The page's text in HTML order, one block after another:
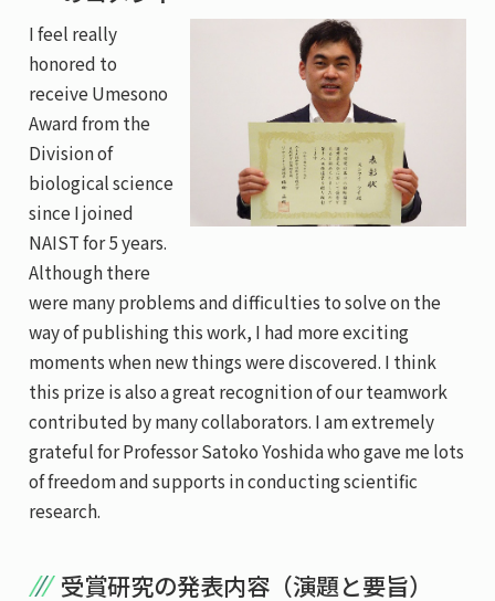
I feel really
honored to
receive Umesono
Award from the
Division of
biological science
since I joined
NAIST for 5 years.
Although there
were many problems and difficulties to solve on the
way of publishing this work, I had more exciting
moments when new things were discovered. I think
this prize is also a great recognition of our teamwork
contributed by many collaborators. I am extremely
grateful for Professor Satoko Yoshida who gave me lots
of freedom and supports in conducting scientific
research.
受賞研究の発表内容（演題と要旨）